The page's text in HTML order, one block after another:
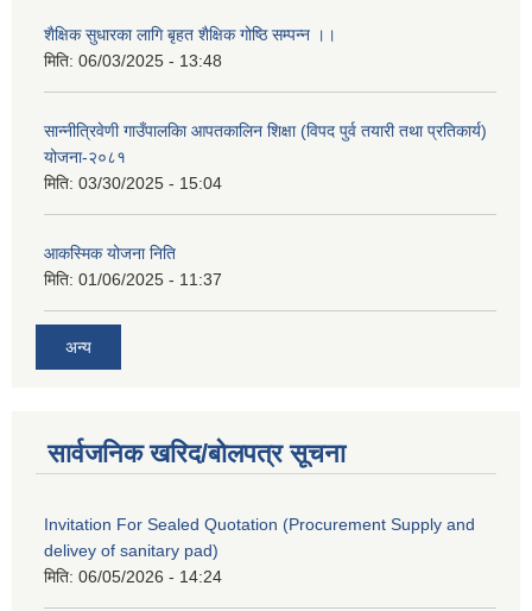
शैक्षिक सुधारका लागि बृहत शैक्षिक गोष्ठि सम्पन्न ।।
मिति: 06/03/2025 - 13:48
सान्नीत्रिवेणी गाउँपालकिा आपतकालिन शिक्षा (विपद पुर्व तयारी तथा प्रतिकार्य)
योजना-२०८१
मिति: 03/30/2025 - 15:04
आकस्मिक योजना निति
मिति: 01/06/2025 - 11:37
अन्य
सार्वजनिक खरिद/बोलपत्र सूचना
Invitation For Sealed Quotation (Procurement Supply and
delivey of sanitary pad)
मिति: 06/05/2026 - 14:24